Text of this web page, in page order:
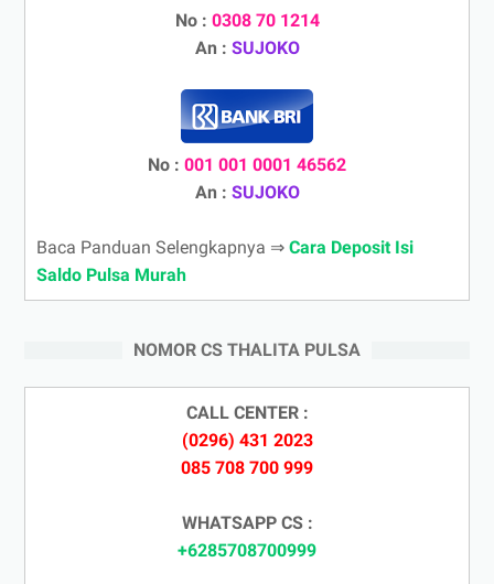
No : 0308 70 1214
An : SUJOKO
No : 001 001 0001 46562
An : SUJOKO
Baca Panduan Selengkapnya ⇒ Cara Deposit Isi
Saldo Pulsa Murah
NOMOR CS THALITA PULSA
CALL CENTER :
(0296) 431 2023
085 708 700 999
WHATSAPP CS :
+6285708700999